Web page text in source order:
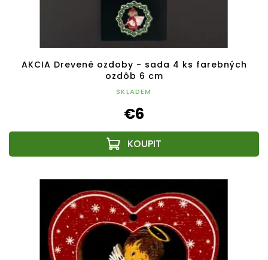
AKCIA Drevené ozdoby - sada 4 ks farebných
ozdôb 6 cm
SKLADEM
€6